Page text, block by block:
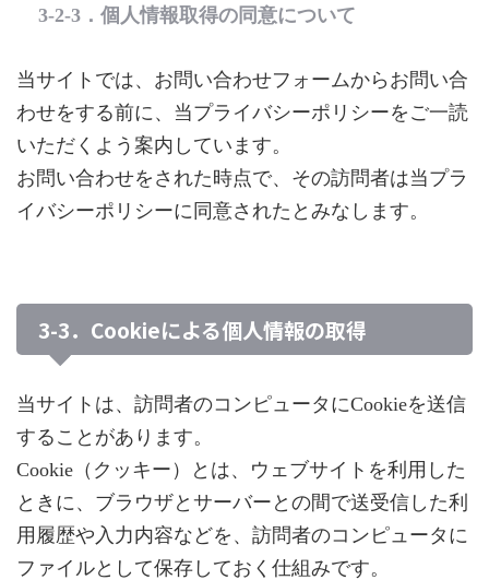
3-2-3．個人情報取得の同意について
当サイトでは、お問い合わせフォームからお問い合
わせをする前に、当プライバシーポリシーをご一読
いただくよう案内しています。
お問い合わせをされた時点で、その訪問者は当プラ
イバシーポリシーに同意されたとみなします。
3-3．Cookieによる個人情報の取得
当サイトは、訪問者のコンピュータにCookieを送信
することがあります。
Cookie（クッキー）とは、ウェブサイトを利用した
ときに、ブラウザとサーバーとの間で送受信した利
用履歴や入力内容などを、訪問者のコンピュータに
ファイルとして保存しておく仕組みです。